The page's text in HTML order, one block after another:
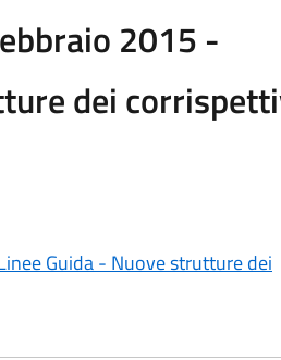
2015 -
dei
Guida - Nuove strutture dei